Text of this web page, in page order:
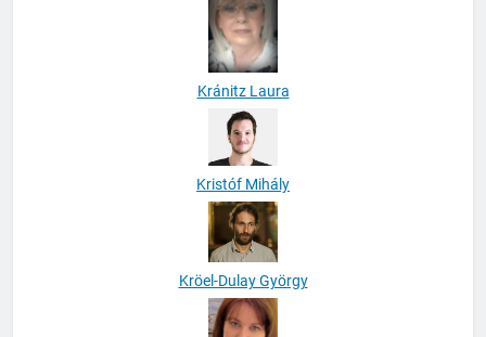
Kránitz Laura
Kristóf Mihály
Kröel-Dulay György